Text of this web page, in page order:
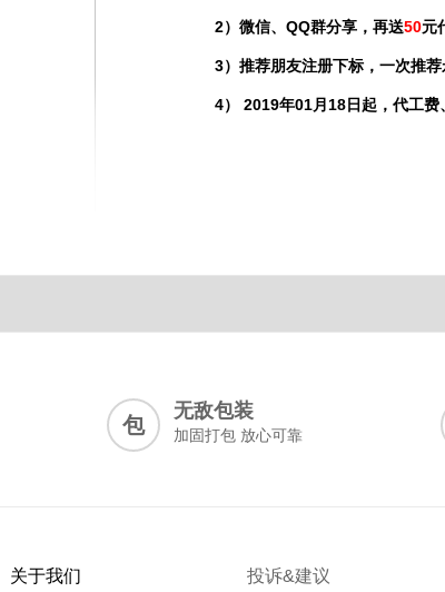
2）微信、QQ群分享，再送50元
3）推荐朋友注册下标，一次推荐
4） 2019年01月18日起，代工费
包
无敌包装
加固打包 放心可靠
关于我们
投诉&建议